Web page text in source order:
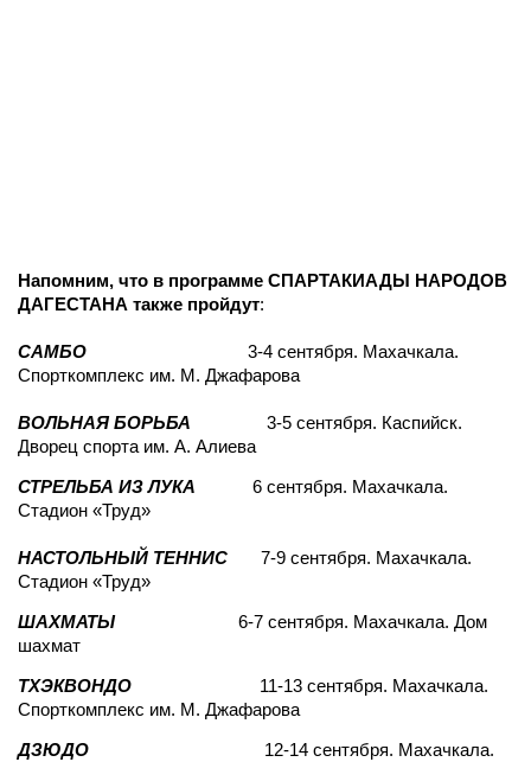
Напомним, что в программе СПАРТАКИАДЫ НАРОДОВ
ДАГЕСТАНА также пройдут:
САМБО
3-4 сентября. Махачкала.
Спорткомплекс им. М. Джафарова
ВОЛЬНАЯ БОРЬБА
3-5 сентября. Каспийск.
Дворец спорта им. А. Алиева
СТРЕЛЬБА ИЗ ЛУКА
6 сентября. Махачкала.
Стадион «Труд»
НАСТОЛЬНЫЙ ТЕННИС
7-9 сентября. Махачкала.
Стадион «Труд»
ШАХМАТЫ
6-7 сентября. Махачкала. Дом
шахмат
ТХЭКВОНДО
11-13 сентября. Махачкала.
Спорткомплекс им. М. Джафарова
ДЗЮДО
12-14 сентября. Махачкала.